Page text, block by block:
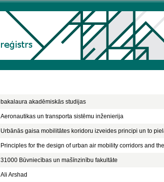
bakalaura akadēmiskās studijas
Aeronautikas un transporta sistēmu inženierija
Urbānās gaisa mobilitātes koridoru izveides principi un to
Principles for the design of urban air mobility corridors and
31000 Būvniecības un mašīnzinību fakultāte
Ali Arshad